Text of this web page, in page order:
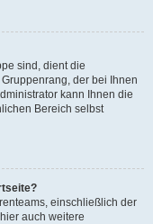
sind, dient die
der bei Ihnen
kann Ihnen die
Bereich selbst
einschließlich der
auch weitere